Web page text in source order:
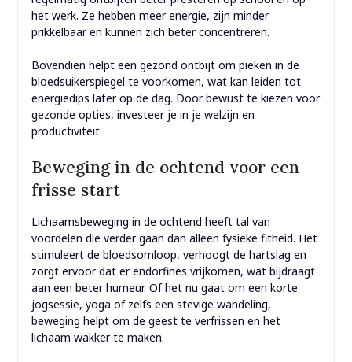
het werk. Ze hebben meer energie, zijn minder
prikkelbaar en kunnen zich beter concentreren.
Bovendien helpt een gezond ontbijt om pieken in de
bloedsuikerspiegel te voorkomen, wat kan leiden tot
energiedips later op de dag. Door bewust te kiezen voor
gezonde opties, investeer je in je welzijn en
productiviteit.
Beweging in de ochtend voor een
frisse start
Lichaamsbeweging in de ochtend heeft tal van
voordelen die verder gaan dan alleen fysieke fitheid. Het
stimuleert de bloedsomloop, verhoogt de hartslag en
zorgt ervoor dat er endorfines vrijkomen, wat bijdraagt
aan een beter humeur. Of het nu gaat om een korte
jogsessie, yoga of zelfs een stevige wandeling,
beweging helpt om de geest te verfrissen en het
lichaam wakker te maken.